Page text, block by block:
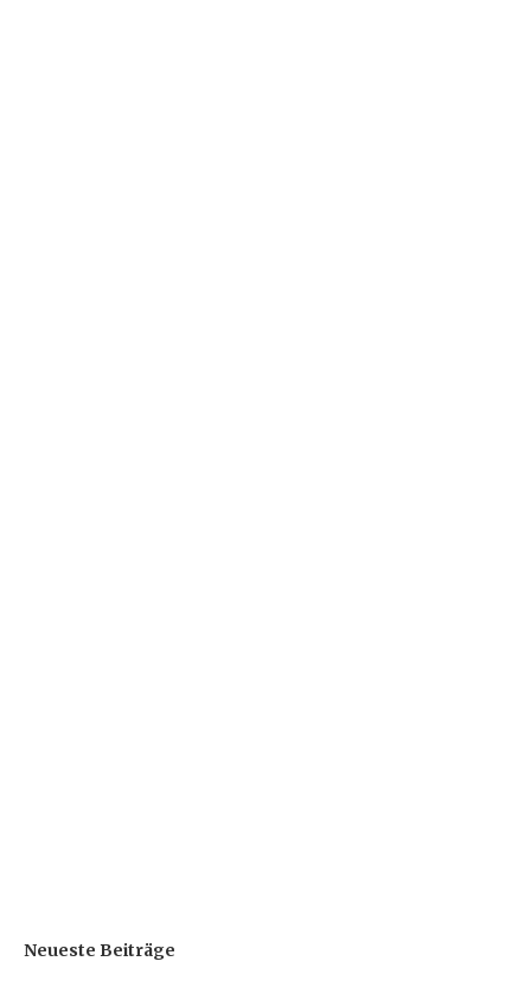
Neueste Beiträge